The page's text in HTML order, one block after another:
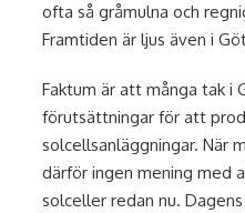
ofta så gråmulna och
Framtiden är ljus även i
Faktum är att många tak i
förutsättningar för att
solcellsanläggningar. När
därför ingen mening med
solceller redan nu.